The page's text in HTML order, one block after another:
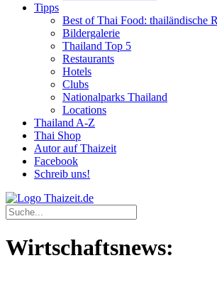
Tipps
Best of Thai Food: thailändische
Bildergalerie
Thailand Top 5
Restaurants
Hotels
Clubs
Nationalparks Thailand
Locations
Thailand A-Z
Thai Shop
Autor auf Thaizeit
Facebook
Schreib uns!
Wirtschaftsnews: